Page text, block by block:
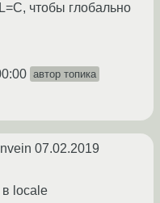
чтобы глобально
автор топика
07.02.2019
в locale